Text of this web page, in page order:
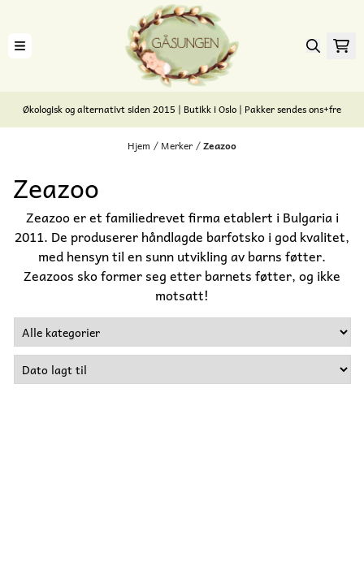
Økologisk og alternativt siden 2015 | Butikk i Oslo | Pakker sendes ons+fre
Hjem / Merker /Zeazoo
Zeazoo
Zeazoo er et familiedrevet firma etablert i Bulgaria i
2011. De produserer håndlagde barfotsko i god kvalitet,
med hensyn til en sunn utvikling av barns føtter.
Zeazoos sko former seg etter barnets føtter, og ikke
motsatt!